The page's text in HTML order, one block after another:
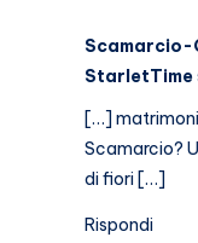
Scamarcio-
StarletTime
[…]
Scamarcio?
di fiori […]
Rispondi